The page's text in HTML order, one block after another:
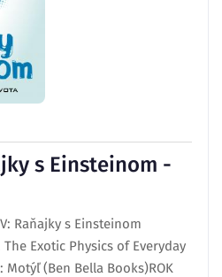
s Einsteinom -
Raňajky s Einsteinom
Exotic Physics of Everyday
Motýľ (Ben Bella Books)ROK